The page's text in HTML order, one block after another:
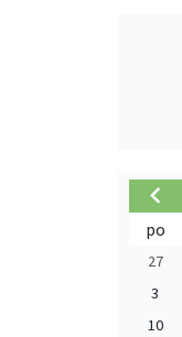
po
27
3
10